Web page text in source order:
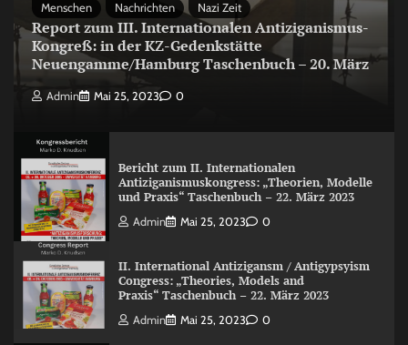
Menschen
Nachrichten Nazi Zeit
Report zum III. Internationalen Antiziganismus-
Kongreß: in der KZ-Gedenkstätte
Neuengamme/Hamburg Taschenbuch – 20. März
Admin Mai 25, 2023 0
Bericht zum II. Internationalen
Antiziganismuskongress: „Theorien, Modelle
und Praxis“ Taschenbuch – 22. März 2023
Admin Mai 25, 2023 0
II. International Antizigansm / Antigypsyism
Congress: „Theories, Models and
Praxis“ Taschenbuch – 22. März 2023
Admin Mai 25, 2023 0